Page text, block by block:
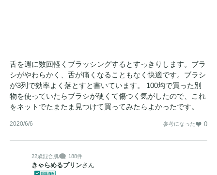
舌を週に数回軽くブラッシングするとすっきりします。ブラ
シがやわらかく、舌が痛くなることもなく快適です。ブラシ
が3列で効率よく落とすと書いています。 100均で買った別
物を使っていたらブラシが硬くて傷つく気がしたので、これ
をネットでたまたま見つけて買ってみたらよかったです。
2020/6/6 参考になった 0
22歳混合肌 188件
きゃらめるプリンさん